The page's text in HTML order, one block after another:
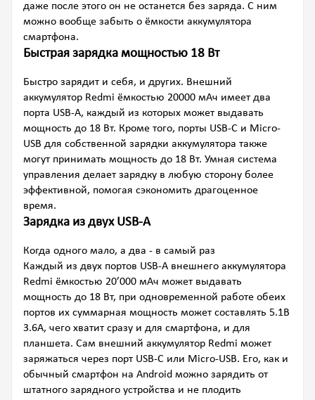
даже после этого он не останется без заряда. С ним
можно вообще забыть о ёмкости аккумулятора
смартфона.
Быстрая зарядка мощностью 18 Вт
Быстро зарядит и себя, и других. Внешний
аккумулятор Redmi ёмкостью 20000 мАч имеет два
порта USB-A, каждый из которых может выдавать
мощность до 18 Вт. Кроме того, порты USB-C и Micro-
USB для собственной зарядки аккумулятора также
могут принимать мощность до 18 Вт. Умная система
управления делает зарядку в любую сторону более
эффективной, помогая сэкономить драгоценное
время.
Зарядка из двух USB-A
Когда одного мало, а два - в самый раз
Каждый из двух портов USB-A внешнего аккумулятора
Redmi ёмкостью 20’000 мАч может выдавать
мощность до 18 Вт, при одновременной работе обеих
портов их суммарная мощность может составлять 5.1В
3.6А, чего хватит сразу и для смартфона, и для
планшета. Сам внешний аккумулятор Redmi может
заряжаться через порт USB-C или Micro-USB. Его, как и
обычный смартфон на Android можно зарядить от
штатного зарядного устройства и не плодить